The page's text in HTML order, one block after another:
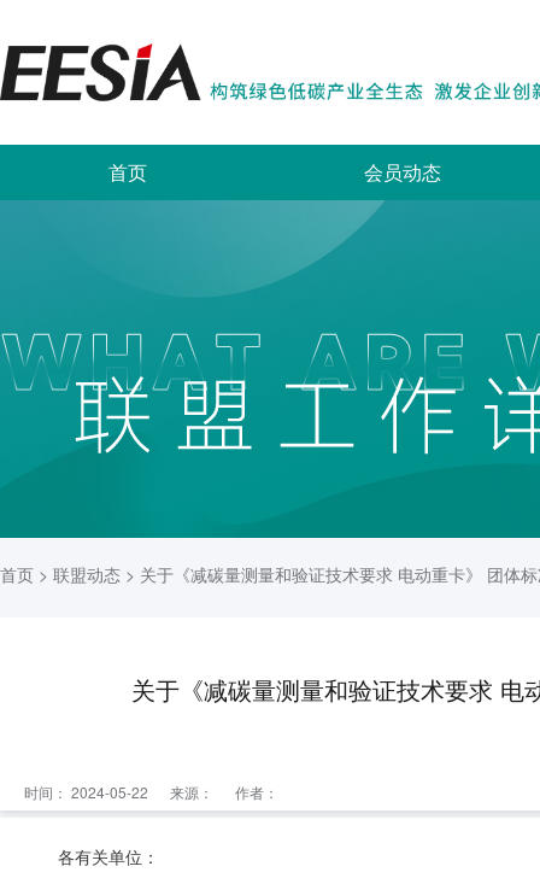
首页 会员动态
首页 > 联盟动态 > 关于《减碳量测量和验证技术要求 电动重卡》 团体
关于《减碳量测量和验证技术要求 电
时间： 2024-05-22 来源： 作者：
各有关单位：